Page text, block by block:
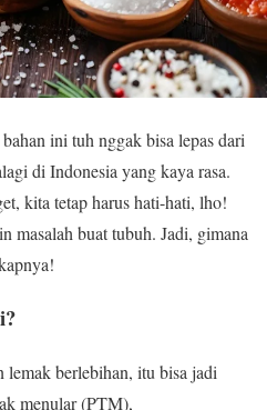
ini tuh nggak bisa lepas dari
di Indonesia yang kaya rasa.
kita tetap harus hati-hati, lho!
masalah buat tubuh. Jadi, gimana
lemak berlebihan, itu bisa jadi
menular (PTM),